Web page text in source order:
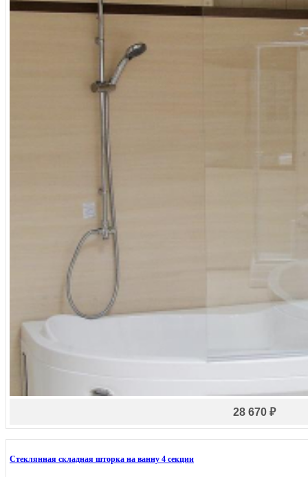
28 670 ₽
Стеклянная складная шторка на ванну 4 секции